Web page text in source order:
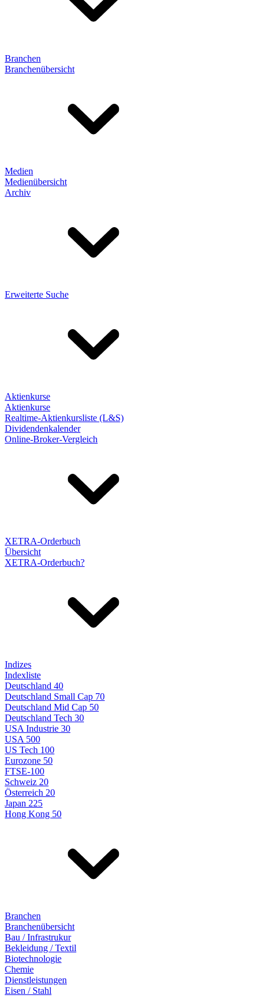
Branchen
Branchenübersicht
Medien
Medienübersicht
Archiv
Erweiterte Suche
Aktienkurse
Aktienkurse
Realtime-Aktienkursliste (L&S)
Dividendenkalender
Online-Broker-Vergleich
XETRA-Orderbuch
Übersicht
XETRA-Orderbuch?
Indizes
Indexliste
Deutschland 40
Deutschland Small Cap 70
Deutschland Mid Cap 50
Deutschland Tech 30
USA Industrie 30
USA 500
US Tech 100
Eurozone 50
FTSE-100
Schweiz 20
Österreich 20
Japan 225
Hong Kong 50
Branchen
Branchenübersicht
Bau / Infrastrukur
Bekleidung / Textil
Biotechnologie
Chemie
Dienstleistungen
Eisen / Stahl